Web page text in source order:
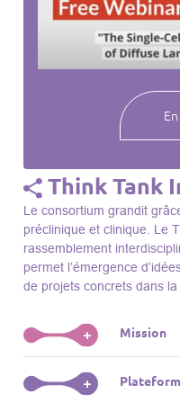
webinaires à venir, des
notre compréhension des
Think Tank
Le consortium grandit
préclinique et clinique. Le
rassemblement
permet l’émergence
de projets concrets dans
+ Mission
Le Think Tank initie des
R&D, identifie des
+